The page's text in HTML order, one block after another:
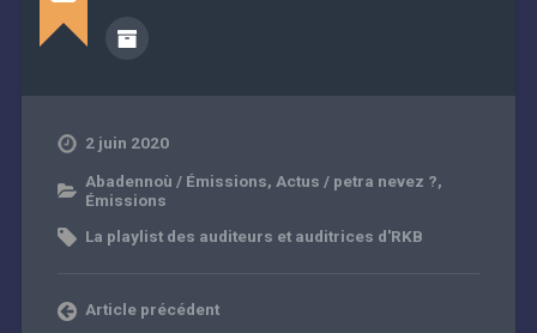
2 juin 2020
Abadennoù / Émissions, Actus / petra nevez ?,
Émissions
La playlist des auditeurs et auditrices d'RKB
Article précédent